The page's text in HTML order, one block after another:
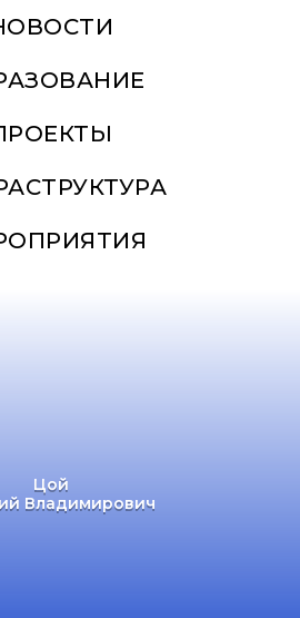
Цой
Владимирович